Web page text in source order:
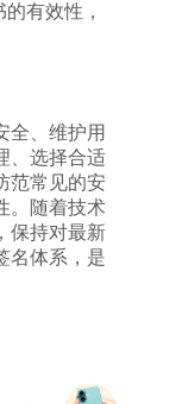
有效性，
全、维护用
、选择合适
范常见的安
。随着技术
保持对最新
名体系，是